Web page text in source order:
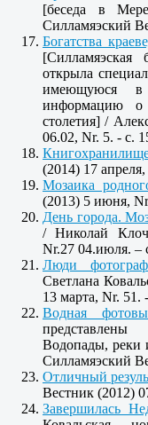
[беседа в
Силламяэский
Богатства
открыла
имеющуюся в
информацию о
столетия] /
06.02, Nr. 5. - c.
(2014) 17
Мозаика
(2013) 5 июня,
День города.
/ Николай
Nr.27 04.июля. –
Люди
Светлана
13 марта, Nr. 51.
Водная
представлены
Водопады, реки
Силламяэский
Отличный
Вестник (2012)
Завершилась